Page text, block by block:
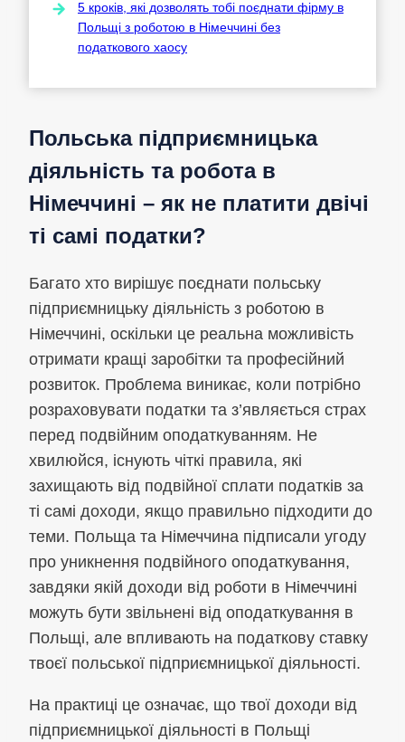
5 кроків, які дозволять тобі поєднати фірму в
Польщі з роботою в Німеччині без
податкового хаосу
Польська підприємницька
діяльність та робота в
Німеччині – як не платити двічі
ті самі податки?
Багато хто вирішує поєднати польську
підприємницьку діяльність з роботою в
Німеччині, оскільки це реальна можливість
отримати кращі заробітки та професійний
розвиток. Проблема виникає, коли потрібно
розраховувати податки та з’являється страх
перед подвійним оподаткуванням. Не
хвилюйся, існують чіткі правила, які
захищають від подвійної сплати податків за
ті самі доходи, якщо правильно підходити до
теми. Польща та Німеччина підписали угоду
про уникнення подвійного оподаткування,
завдяки якій доходи від роботи в Німеччині
можуть бути звільнені від оподаткування в
Польщі, але впливають на податкову ставку
твоєї польської підприємницької діяльності.
На практиці це означає, що твої доходи від
підприємницької діяльності в Польщі